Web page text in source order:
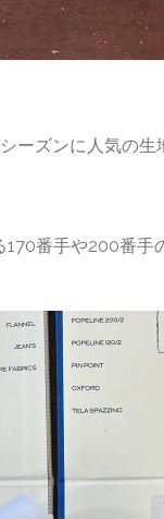
ーズンに人気の生
番手や200番